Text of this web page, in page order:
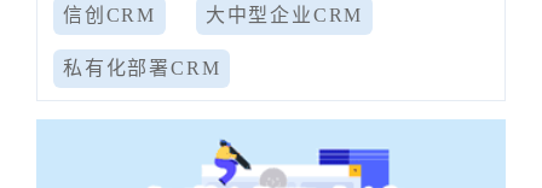
信创CRM 大中型企业CRM
私有化部署CRM